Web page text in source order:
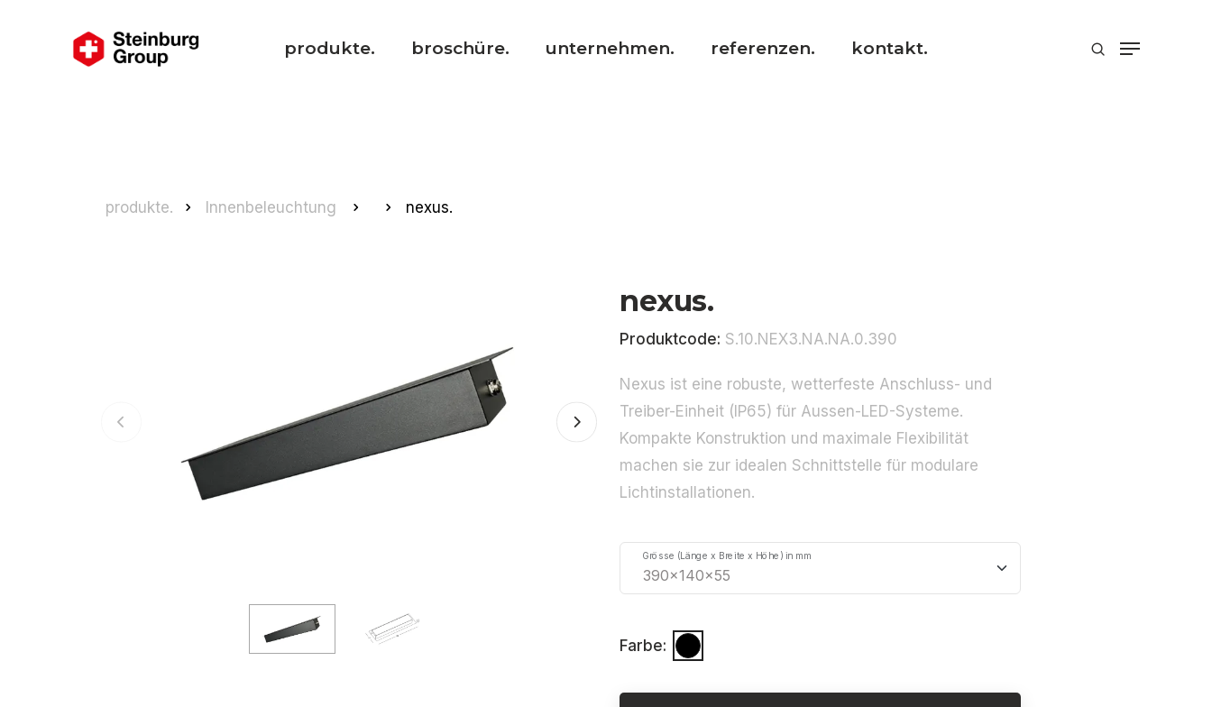
produkte. broschüre. unternehmen. referenzen. kontakt.
produkte. Innenbeleuchtung nexus.
nexus.
Produktcode: S.10.NEX3.NA.NA.0.390
Nexus ist eine robuste, wetterfeste Anschluss- und
Treiber-Einheit (IP65) für Aussen-LED-Systeme.
Kompakte Konstruktion und maximale Flexibilität
machen sie zur idealen Schnittstelle für modulare
Lichtinstallationen.
Grösse (Länge x Breite x Höhe) in mm
Farbe: